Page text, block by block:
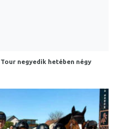
negyedik hetében négy